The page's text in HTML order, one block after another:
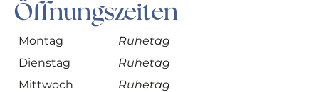
Öffnungszeiten
Montag
Ruhetag
Dienstag
Ruhetag
Mittwoch
Ruhetag